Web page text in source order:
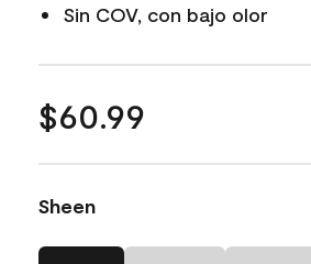
Sin COV, con bajo olor
$60.99
Sheen